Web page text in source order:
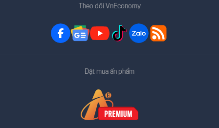
Theo dõi VnEconomy
Đặt mua ấn phẩm